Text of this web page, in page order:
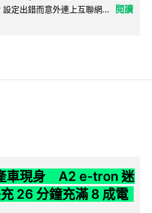
定出錯而意外連上互聯網...
閱讀
車現身 A2 e-tron 迷
26 分鐘充滿 8 成電